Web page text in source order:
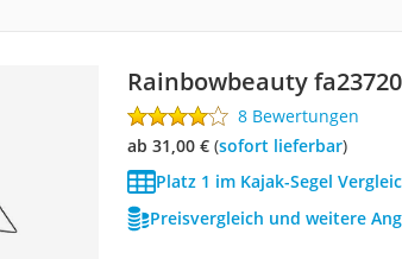
Rainbowbeauty fa23720
8 Bewertungen
ab 31,00 €( Sofort lieferbar)
Platz 1 im Kajak-Segel
Preisvergleich und weitere